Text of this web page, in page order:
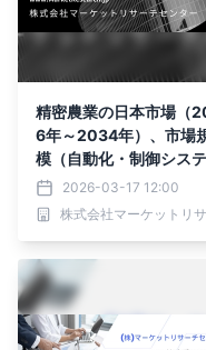
精密農業の日本市場（
6年～2034年）、市場
模（自動化・制御システ
ム、 センシング・モニタ
リング機器、 農場管理シ
ステム、 自動化・制御シ
ニタリング機器、 農場管
理システム）・分析レポ
トを発表
2026-03-17 12:00